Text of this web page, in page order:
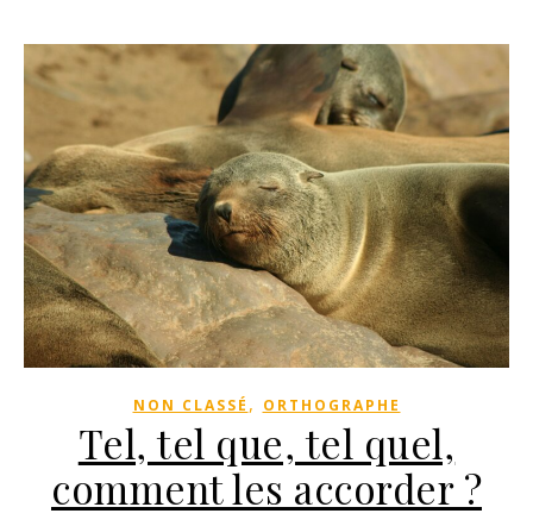
NON CLASSÉ , ORTHOGRAPHE
Tel, tel que, tel quel,
comment les accorder ?